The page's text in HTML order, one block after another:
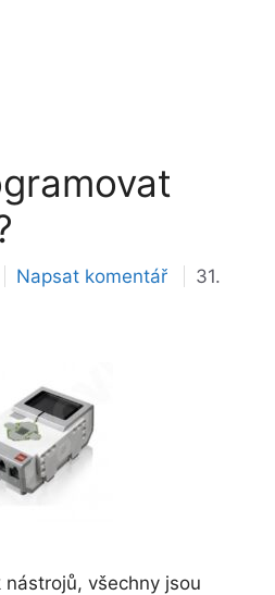
Napsat komentář
31.
všechny jsou